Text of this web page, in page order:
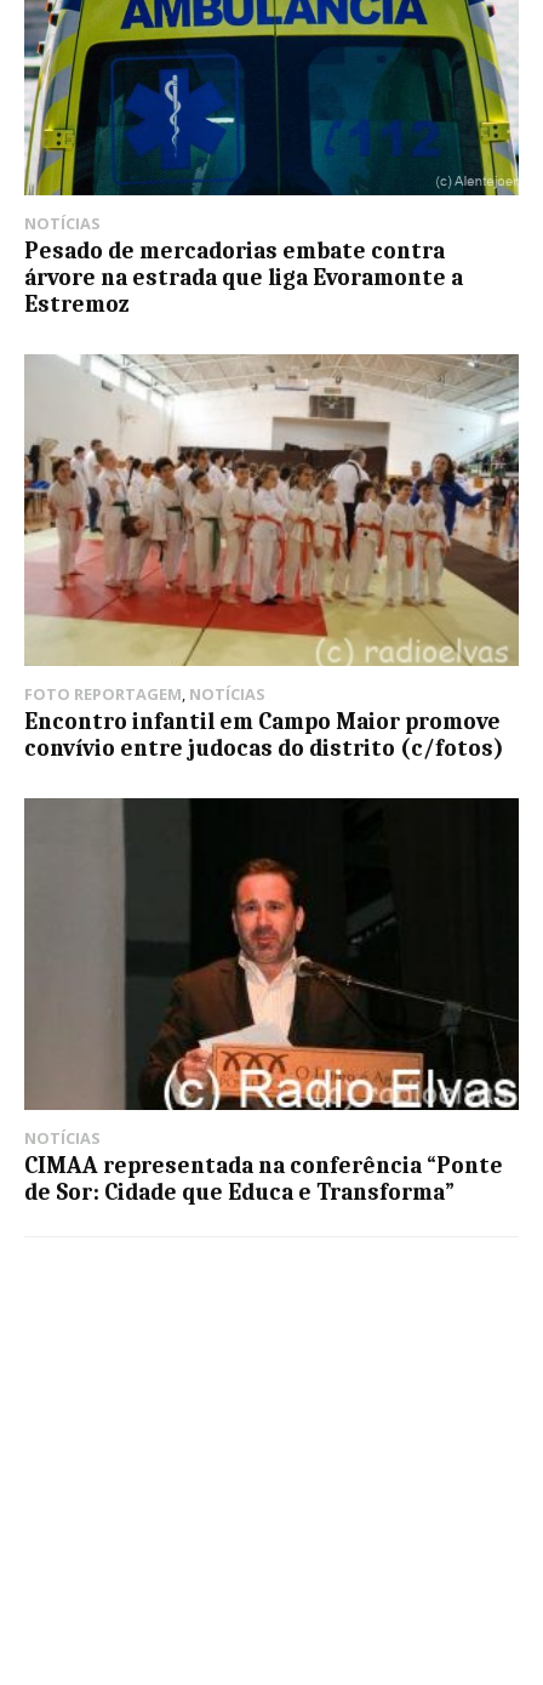
NOTÍCIAS
Pesado de mercadorias embate contra
árvore na estrada que liga Evoramonte a
Estremoz
FOTO REPORTAGEM, NOTÍCIAS
Encontro infantil em Campo Maior promove
convívio entre judocas do distrito (c/fotos)
NOTÍCIAS
CIMAA representada na conferência “Ponte
de Sor: Cidade que Educa e Transforma”